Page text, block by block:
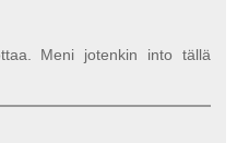
Meni jotenkin into tällä